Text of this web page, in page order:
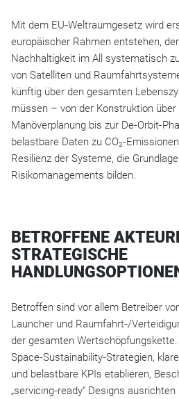
Mit dem EU‑Weltraumgesetz wird
europäischer Rahmen entstehen,
Nachhaltigkeit im All systematisch
von Satelliten und
künftig über den gesamten
müssen – von der Konstruktion
Manöverplanung bis zur
belastbare Daten zu
Resilienz der Systeme, die
Risikomanagements bilden.
BETROFFENE
STRATEGISCHE
Betroffen sind vor allem Betreiber
Launcher und Raumfahrt‑/
der gesamten
Space‑Sustainability‑Strategien,
und belastbare KPIs etablieren,
„servicing‑ready“ Designs